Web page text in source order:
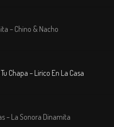
– Chino & Nacho
Chapa – Lirico En La Casa
– La Sonora Dinamita